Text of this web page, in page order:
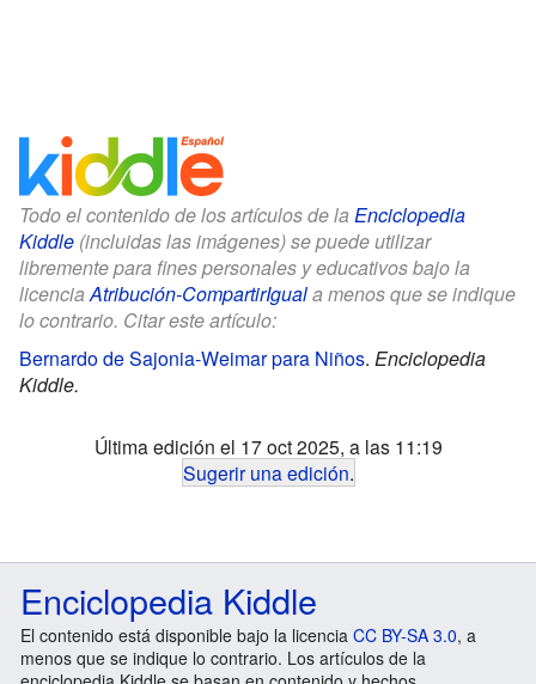
Todo el contenido de los artículos de la Enciclopedia
Kiddle (incluidas las imágenes) se puede utilizar
libremente para fines personales y educativos bajo la
licenciaAtribución-CompartirIguala menos que se indique
lo contrario. Citar este artículo:
Bernardo de Sajonia-Weimar para Niños. Enciclopedia
Kiddle.
Última edición el 17 oct 2025, a las 11:19
Sugerir una edición.
Enciclopedia Kiddle
El contenido está disponible bajo la licencia CC BY-SA 3.0, a
menos que se indique lo contrario. Los artículos de la